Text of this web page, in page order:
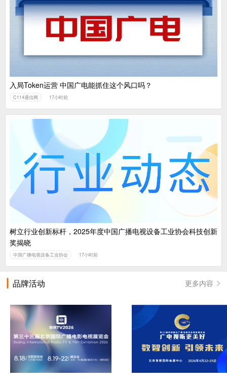
入局Token运营 中国广电能抓住这个风口吗？
C114通信网 17小时前
树立行业创新标杆，2025年度中国广播电视设备工业协会科技创新
奖揭晓
中国广播电视设备工业协会 17小时前
品牌活动 更多内容